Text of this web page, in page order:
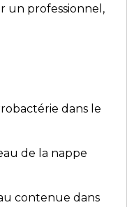
un professionnel,
dans le
de la nappe
contenue dans